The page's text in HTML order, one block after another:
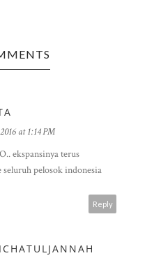
at 1:14 PM
ekspansinya terus
seluruh pelosok indonesia
Reply